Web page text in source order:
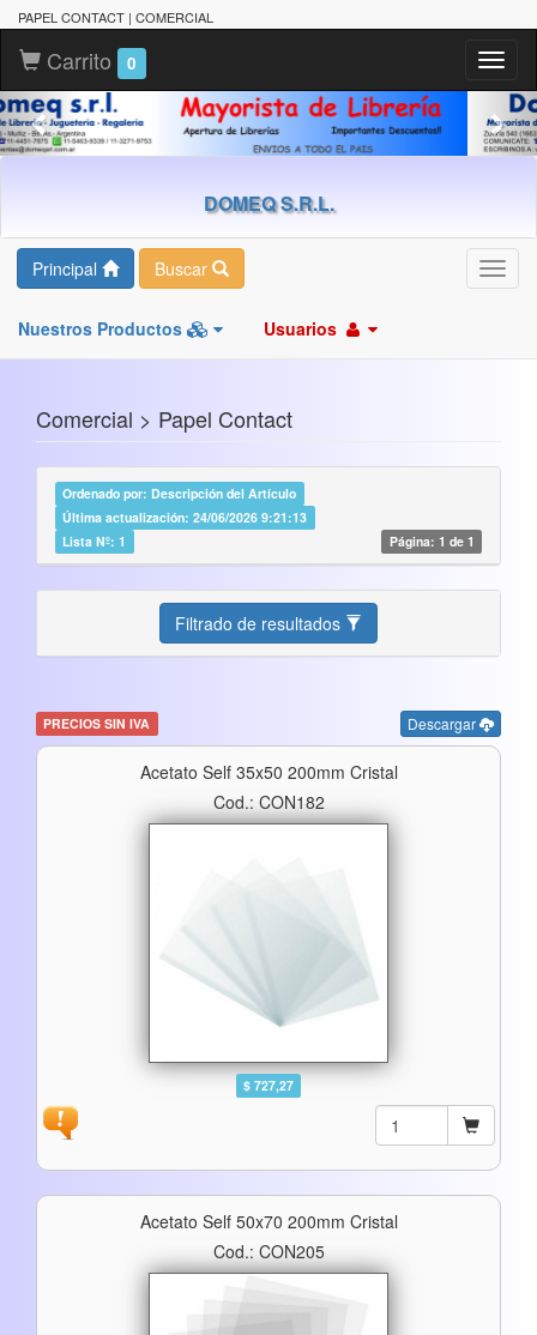
PAPEL CONTACT | COMERCIAL
Carrito 0
DOMEQ S.R.L.
Principal Buscar
Nuestros Productos Usuarios
Comercial > Papel Contact
Ordenado por: Descripción del Artículo
Última actualización: 24/06/2026 9:21:13
Lista Nº: 1
Página: 1 de 1
Filtrado de resultados
PRECIOS SIN IVA Descargar
Acetato Self 35x50 200mm Cristal
Cod.: CON182
$ 727,27
Acetato Self 50x70 200mm Cristal
Cod.: CON205